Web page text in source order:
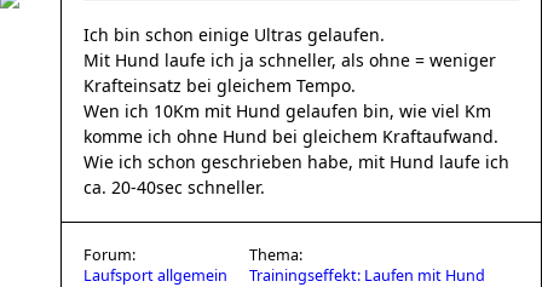
Ich bin schon einige Ultras gelaufen.
Mit Hund laufe ich ja schneller, als ohne = weniger
Krafteinsatz bei gleichem Tempo.
Wen ich 10Km mit Hund gelaufen bin, wie viel Km
komme ich ohne Hund bei gleichem Kraftaufwand.
Wie ich schon geschrieben habe, mit Hund laufe ich
ca. 20-40sec schneller.
Forum:
Laufsport allgemein
Thema:
Trainingseffekt: Laufen mit Hund